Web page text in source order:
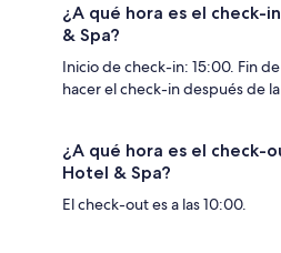
¿A qué hora es el check-
& Spa?
Inicio de check-in: 15:00. Fin
hacer el check-in después de
¿A qué hora es el check-
Hotel & Spa?
El check-out es a las 10:00.